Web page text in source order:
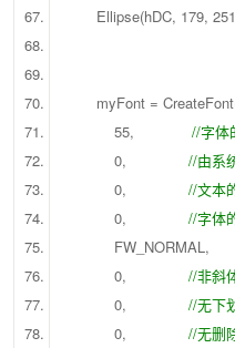
Ellipse(hDC, 179,
myFont =
55,//字体
0,//由系
0,//文本
0,//字体
0,//非斜
0,//无下
0,//无删